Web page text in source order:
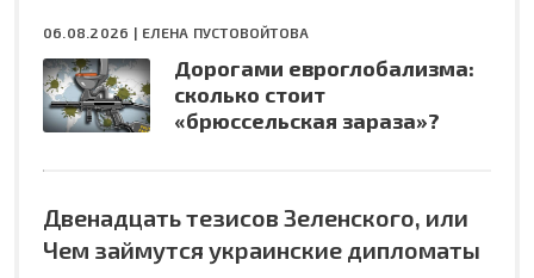
06.08.2026 | ЕЛЕНА ПУСТОВОЙТОВА
Дорогами евроглобализма:
сколько стоит
«брюссельская зараза»?
Двенадцать тезисов Зеленского, или
Чем займутся украинские дипломаты